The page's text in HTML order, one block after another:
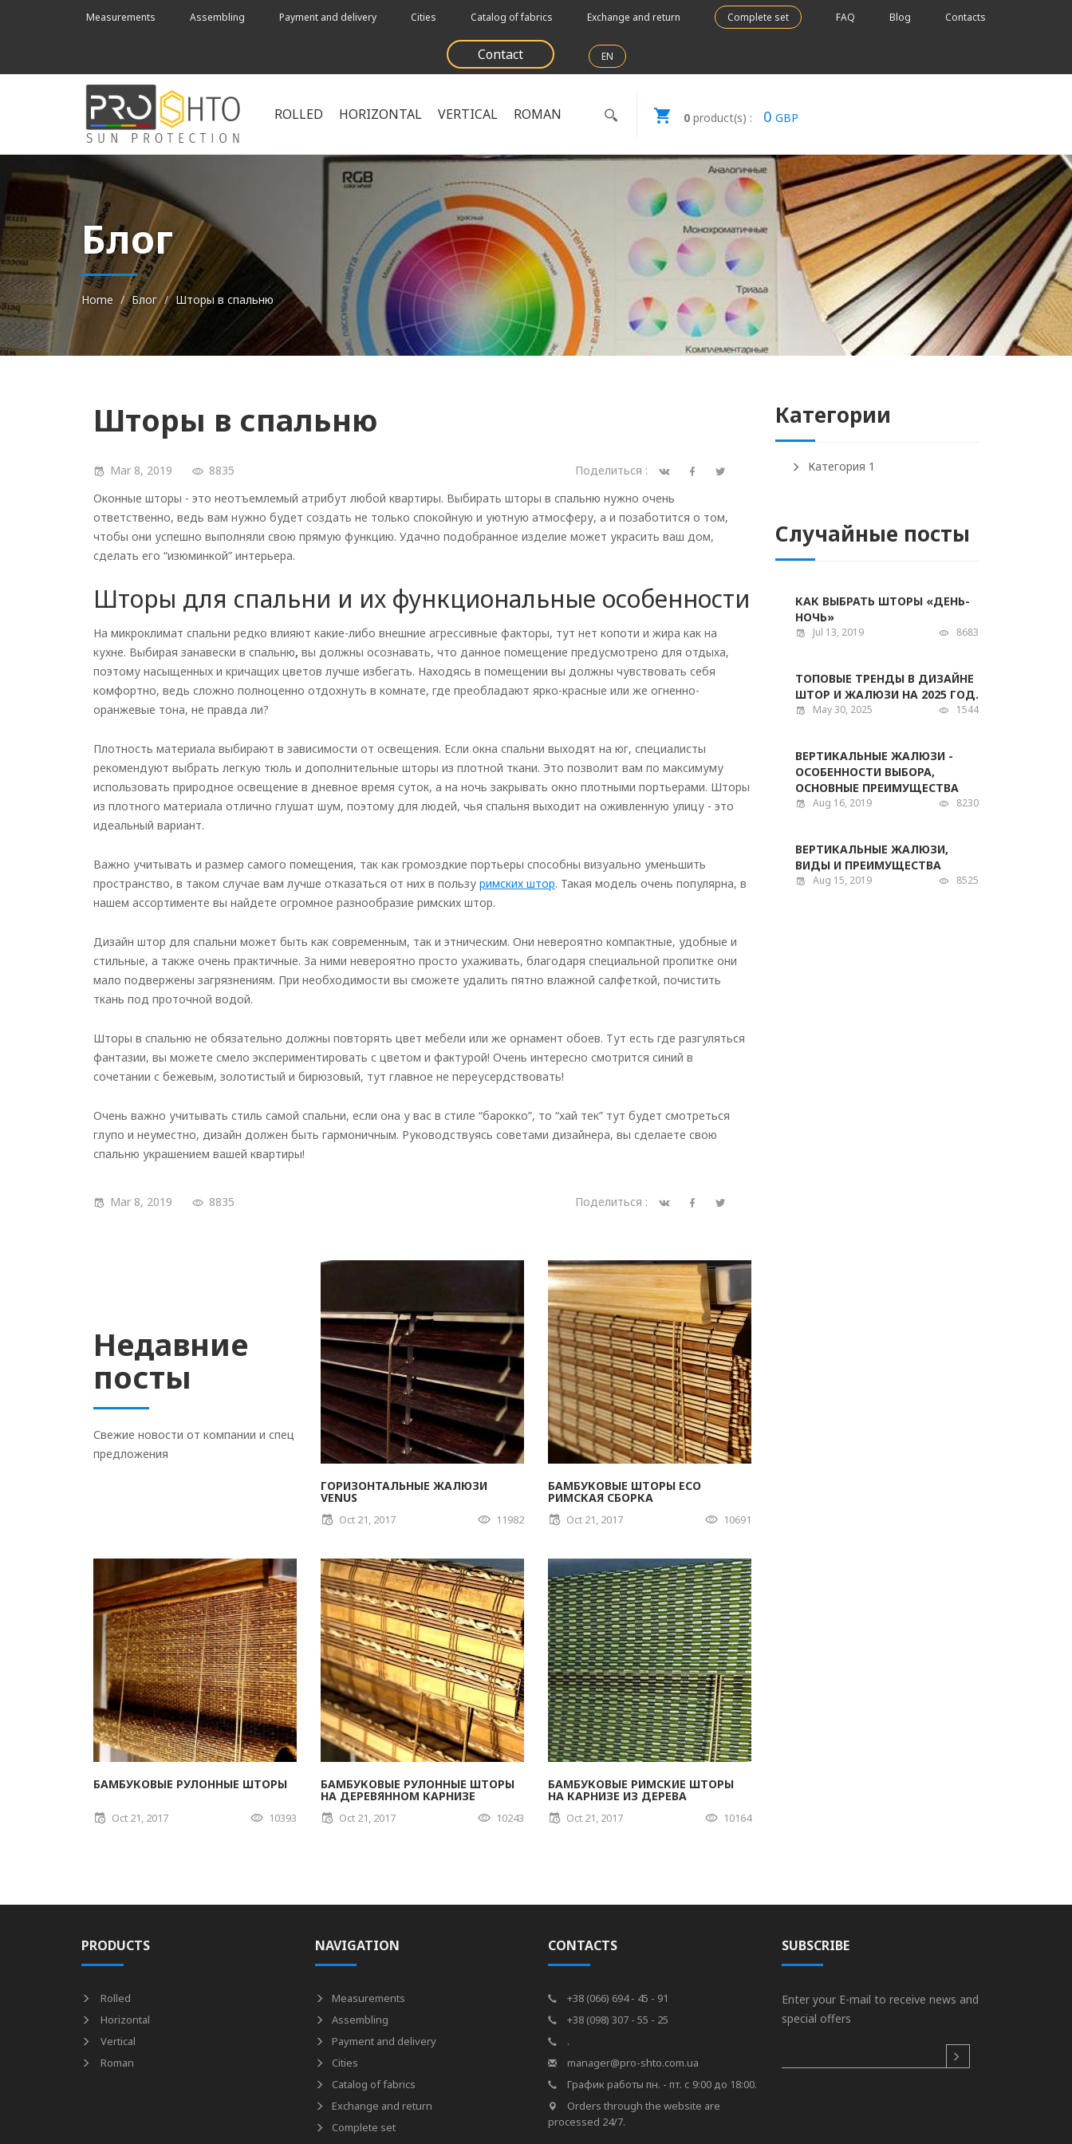
Measurements Assembling Payment and delivery Cities Catalog of fabrics Exchange and return Complete set FAQ Blog Contacts
Contact EN
ROLLED HORIZONTAL VERTICAL ROMAN 0product(s) : 0 GBP
Блог
Home Блог Шторы в спальню
Шторы в спальню
Mar 8, 2019 8835
Поделиться :
Оконные шторы - это неотъемлемый атрибут любой квартиры. Выбирать шторы в спальню нужно очень
ответственно, ведь вам нужно будет создать не только спокойную и уютную атмосферу, а и позаботится о том,
чтобы они успешно выполняли свою прямую функцию. Удачно подобранное изделие может украсить ваш дом,
сделать его “изюминкой” интерьера.
Шторы для спальни и их функциональные особенности
На микроклимат спальни редко влияют какие-либо внешние агрессивные факторы, тут нет копоти и жира как на
кухне. Выбирая занавески в спальню, вы должны осознавать, что данное помещение предусмотрено для отдыха,
поэтому насыщенных и кричащих цветов лучше избегать. Находясь в помещении вы должны чувствовать себя
комфортно, ведь сложно полноценно отдохнуть в комнате, где преобладают ярко-красные или же огненно-
оранжевые тона, не правда ли?
Плотность материала выбирают в зависимости от освещения. Если окна спальни выходят на юг, специалисты
рекомендуют выбрать легкую тюль и дополнительные шторы из плотной ткани. Это позволит вам по максимуму
использовать природное освещение в дневное время суток, а на ночь закрывать окно плотными портьерами. Шторы
из плотного материала отлично глушат шум, поэтому для людей, чья спальня выходит на оживленную улицу - это
идеальный вариант.
Важно учитывать и размер самого помещения, так как громоздкие портьеры способны визуально уменьшить
пространство, в таком случае вам лучше отказаться от них в пользу римских штор. Такая модель очень популярна, в
нашем ассортименте вы найдете огромное разнообразие римских штор.
Дизайн штор для спальни может быть как современным, так и этническим. Они невероятно компактные, удобные и
стильные, а также очень практичные. За ними невероятно просто ухаживать, благодаря специальной пропитке они
мало подвержены загрязнениям. При необходимости вы сможете удалить пятно влажной салфеткой, почистить
ткань под проточной водой.
Шторы в спальню не обязательно должны повторять цвет мебели или же орнамент обоев. Тут есть где разгуляться
фантазии, вы можете смело экспериментировать с цветом и фактурой! Очень интересно смотрится синий в
сочетании с бежевым, золотистый и бирюзовый, тут главное не переусердствовать!
Очень важно учитывать стиль самой спальни, если она у вас в стиле “барокко”, то “хай тек” тут будет смотреться
глупо и неуместно, дизайн должен быть гармоничным. Руководствуясь советами дизайнера, вы сделаете свою
спальню украшением вашей квартиры!
Mar 8, 2019 8835 Поделиться :
Недавние
посты
Свежие новости от компании и спец
предложения
ГОРИЗОНТАЛЬНЫЕ ЖАЛЮЗИ
VENUS
Oct 21, 2017 11982
БАМБУКОВЫЕ ШТОРЫ ECO
РИМСКАЯ СБОРКА
Oct 21, 2017 10691
БАМБУКОВЫЕ РУЛОННЫЕ ШТОРЫ
Oct 21, 2017 10393
БАМБУКОВЫЕ РУЛОННЫЕ ШТОРЫ
НА ДЕРЕВЯННОМ КАРНИЗЕ
Oct 21, 2017 10243
БАМБУКОВЫЕ РИМСКИЕ ШТОРЫ
НА КАРНИЗЕ ИЗ ДЕРЕВА
Oct 21, 2017 10164
Категории
Категория 1
Случайные посты
КАК ВЫБРАТЬ ШТОРЫ «ДЕНЬ-
НОЧЬ»
Jul 13, 2019 8683
ТОПОВЫЕ ТРЕНДЫ В ДИЗАЙНЕ
ШТОР И ЖАЛЮЗИ НА 2025 ГОД.
May 30, 2025 1544
ВЕРТИКАЛЬНЫЕ ЖАЛЮЗИ -
ОСОБЕННОСТИ ВЫБОРА,
ОСНОВНЫЕ ПРЕИМУЩЕСТВА
Aug 16, 2019 8230
ВЕРТИКАЛЬНЫЕ ЖАЛЮЗИ,
ВИДЫ И ПРЕИМУЩЕСТВА
Aug 15, 2019 8525
PRODUCTS
Rolled
Horizontal
Vertical
Roman
NAVIGATION
Measurements
Assembling
Payment and delivery
Cities
Catalog of fabrics
Exchange and return
Complete set
CONTACTS
+38 (066) 694 - 45 - 91
+38 (098) 307 - 55 - 25
.
manager@pro-shto.com.ua
График работы пн. - пт. с 9:00 до 18:00.
Orders through the website are
processed 24/7.
SUBSCRIBE
Enter your E-mail to receive news and
special offers